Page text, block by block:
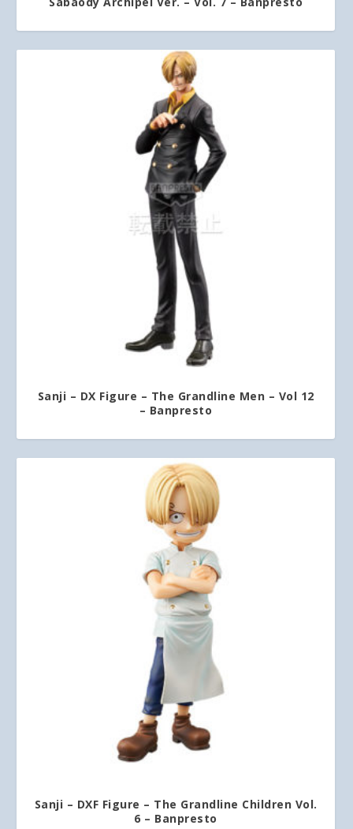
Sanji – DX Figure – The Grandline Men – Vol 12
– Banpresto
Sanji – DXF Figure – The Grandline Children Vol.
6 – Banpresto